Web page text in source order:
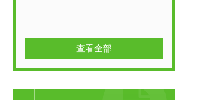
查看全部